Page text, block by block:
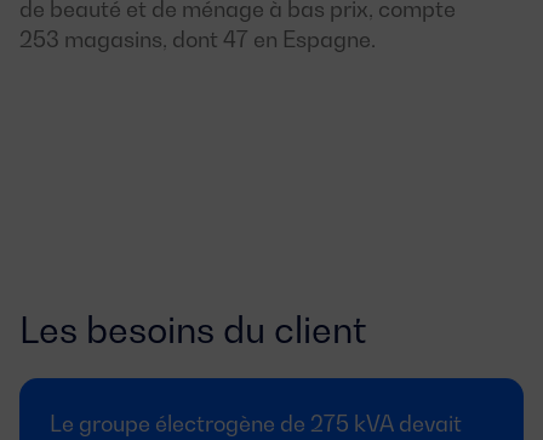
de beauté et de ménage à bas prix, compte
253 magasins, dont 47 en Espagne.
Les besoins du client
Le groupe électrogène de 275 kVA devait